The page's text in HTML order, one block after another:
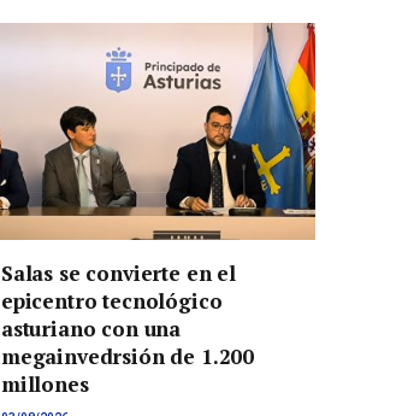
Salas se convierte en el
epicentro tecnológico
asturiano con una
megainvedrsión de 1.200
millones